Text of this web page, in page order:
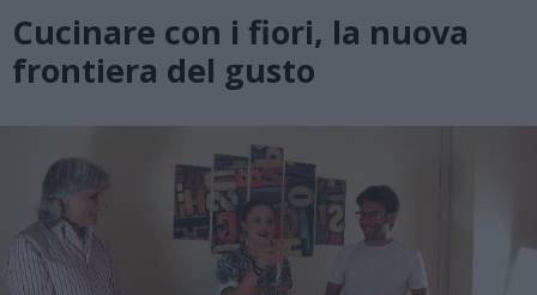
Cucinare con i fiori, la nuova
frontiera del gusto